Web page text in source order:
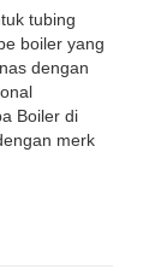
tubing
boiler yang
dengan
Boiler di
merk